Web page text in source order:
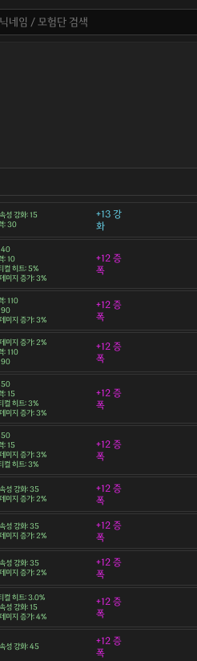
성 강화: 15
: 30
+13 강
화
40
: 10
컬 히트: 5%
미지 증가: 3%
+12 증
폭
: 110
90
미지 증가: 3%
+12 증
폭
미지 증가: 2%
: 110
90
+12 증
폭
50
: 15
컬 히트: 3%
미지 증가: 3%
+12 증
폭
50
: 15
미지 증가: 3%
컬 히트: 3%
+12 증
폭
성 강화: 35
미지 증가: 2%
+12 증
폭
성 강화: 35
미지 증가: 2%
+12 증
폭
성 강화: 35
미지 증가: 2%
+12 증
폭
컬 히트: 3.0%
성 강화: 15
미지 증가: 4%
+12 증
폭
성 강화: 45
+12 증
폭